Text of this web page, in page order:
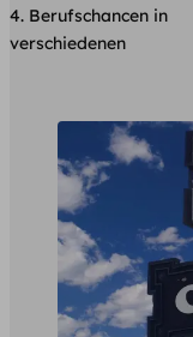
Berufschancen in
verschiedenen